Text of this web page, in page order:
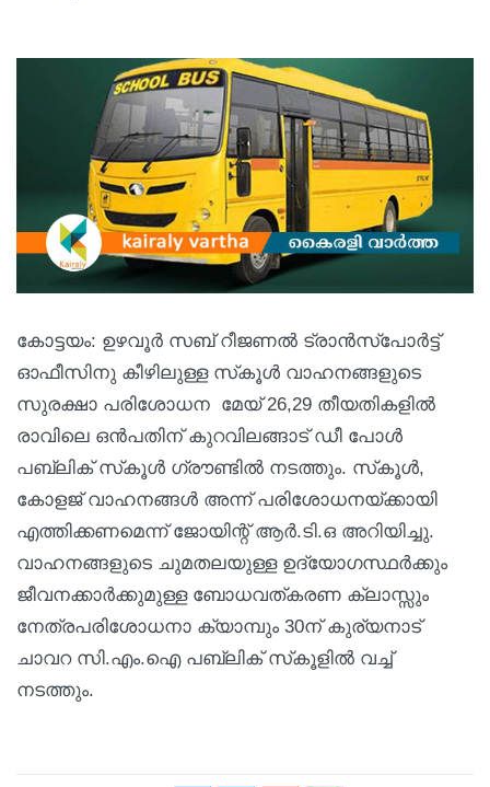
കോട്ടയം: ഉഴവൂർ സബ് റീജണൽ ട്രാൻസ്പോർട്ട്
ഓഫീസിനു കീഴിലുള്ള സ്‌കൂൾ വാഹനങ്ങളുടെ
സുരക്ഷാ പരിശോധന മേയ് 26,29 തീയതികളിൽ
രാവിലെ ഒൻപതിന് കുറവിലങ്ങാട് ഡീ പോൾ
പബ്ലിക് സ്‌കൂൾ ഗ്രൗണ്ടിൽ നടത്തും. സ്‌കൂൾ,
കോളജ് വാഹനങ്ങൾ അന്ന് പരിശോധനയ്ക്കായി
എത്തിക്കണമെന്ന് ജോയിന്റ് ആർ.ടി.ഒ അറിയിച്ചു.
വാഹനങ്ങളുടെ ചുമതലയുള്ള ഉദ്യോഗസ്ഥർക്കും
ജീവനക്കാർക്കുമുള്ള ബോധവത്കരണ ക്ലാസ്സും
നേത്രപരിശോധനാ ക്യാമ്പും 30ന് കുര്യനാട്
ചാവറ സി.എം.ഐ പബ്ലിക് സ്‌കൂളിൽ വച്ച്
നടത്തും.